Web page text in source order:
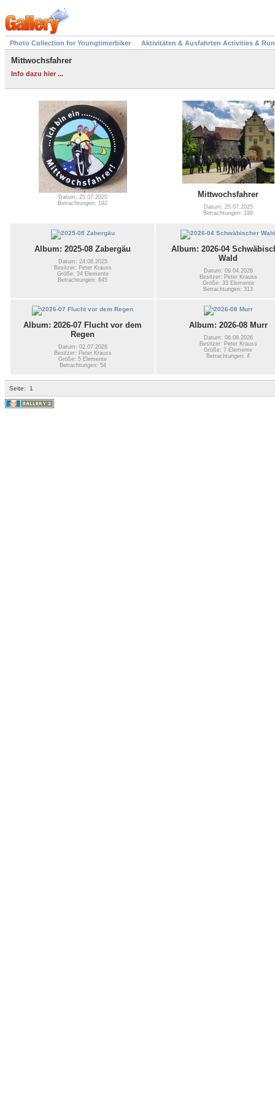
Photo Collection for Youngtimerbiker Aktivitäten & Ausfahrten Activities &
Mittwochsfahrer
Info dazu hier ...
Datum: 25.07.2025
Betrachtungen: 192
Mittwochsfahrer
Datum: 25.07.2025
Betrachtungen: 199
Album: 2025-08 Zabergäu
Datum: 24.08.2025
Besitzer: Peter Krauss
Größe: 34 Elemente
Betrachtungen: 645
Album: 2026-04
Wald
Datum: 09.04.2026
Besitzer: Peter Krauss
Größe: 33 Elemente
Betrachtungen: 313
Album: 2026-07 Flucht vor dem
Regen
Datum: 02.07.2026
Besitzer: Peter Krauss
Größe: 5 Elemente
Betrachtungen: 54
Album: 2026-08 Murr
Datum: 06.08.2026
Besitzer: Peter Krauss
Größe: 7 Elemente
Betrachtungen: 4
Seite: 1